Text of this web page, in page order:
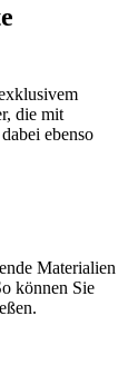
die mit
ebenso
Materialien
können Sie